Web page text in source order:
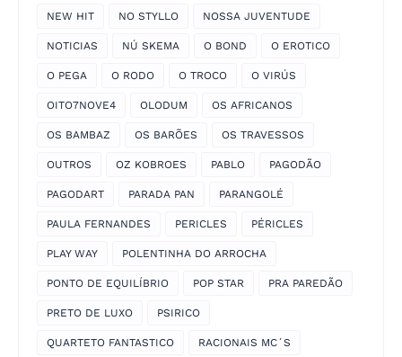
NEW HIT NO STYLLO NOSSA JUVENTUDE
NOTICIAS NÚ SKEMA O BOND O EROTICO
O PEGA O RODO O TROCO O VIRÚS
OITO7NOVE4 OLODUM OS AFRICANOS
OS BAMBAZ OS BARÕES OS TRAVESSOS
OUTROS OZ KOBROES PABLO PAGODÃO
PAGODART PARADA PAN PARANGOLÉ
PAULA FERNANDES PERICLES PÉRICLES
PLAY WAY POLENTINHA DO ARROCHA
PONTO DE EQUILÍBRIO POP STAR PRA PAREDÃO
PRETO DE LUXO PSIRICO
QUARTETO FANTASTICO RACIONAIS MC´S